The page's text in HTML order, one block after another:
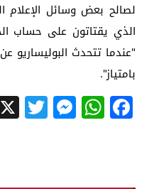
لصالح بعض وسائل الإعلام
"عندما تتحدث البوليساريو
بامتياز".
Facebook